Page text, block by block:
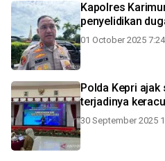
Kapolres
penyelidikan
01 October 2025
Polda Kepri ajak
terjadinya
30 September 2025